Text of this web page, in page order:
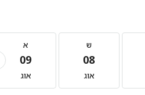
ש
08
אוג
א
09
אוג